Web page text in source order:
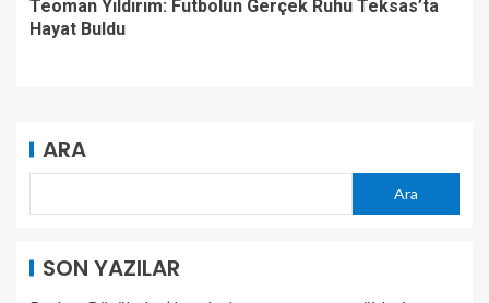
Teoman Yıldırım: Futbolun Gerçek Ruhu Teksas’ta
Hayat Buldu
ARA
Ara
SON YAZILAR